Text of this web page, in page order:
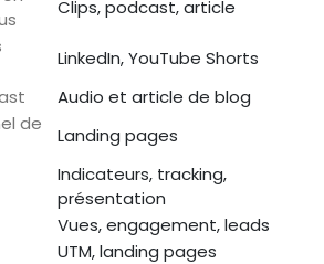
Clips, podcast, article
LinkedIn, YouTube Shorts
Audio et article de blog
de
Landing pages
Indicateurs, tracking,
présentation
Vues, engagement, leads
UTM, landing pages